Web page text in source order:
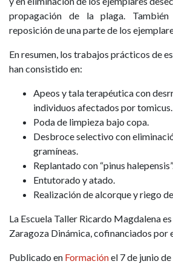
propagación de la plaga.
reposición de una parte de los
En resumen, los trabajos prácticos de
han consistido en:
Apeos y tala terapéutica con
individuos afectados por tomicus.
Poda de limpieza bajo copa.
Desbroce selectivo con
gramíneas.
Replantado con “pinus
Entutorado y atado.
Realización de alcorque y riego
La Escuela Taller Ricardo Magdalena
Zaragoza Dinámica, cofinanciados por
Publicado en Formaciónel 7 de junio